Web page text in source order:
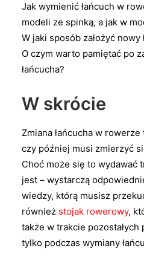
Jak wymienić łańcuch w
modeli ze spinką, a jak w
W jaki sposób założyć nowy
O czym warto pamiętać po
łańcucha?
W skrócie
Zmiana łańcucha w
czy później musi zmierzyć
Choć może się to wydawać
jest – wystarczą
wiedzy, którą musisz
również stojak rowerowy,
także w trakcie
tylko podczas wymiany